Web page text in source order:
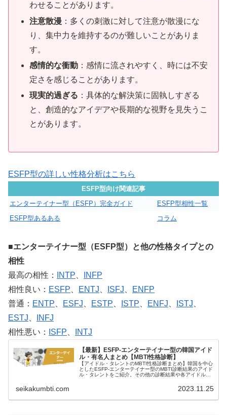
わせることがあります。
注意散漫 ：多くの刺激に対して注意が散漫にな
り、集中力を維持するのが難しいことがありま
す。
感情的な衝動 ：感情に流されやすく、時には不安
定さを感じることがあります。
現実的過ぎる ：具体的な解決策に固執しすぎる
と、創造的なアイデアや長期的な視野を見失うこ
とがあります。
ESFP型の詳しい性格分析はこちら
ESFP型向け関連記事
エンターテイナー型（ESFP）完全ガイド
ESFP型相性一覧
ESFP型あるある
コラム
■エンターテイナー型（ESFP型）と他の性格タイプとの
相性
最高の相性：
INTP
INFP
相性良い： ESFP ENTJ ISFJ
ENFP
普通： ENTP ESFJ ESTP ISTP ENFJ ISTJ
ESTJ
INFJ
相性悪い：
ISFP INTJ
【最新】ESFP-エンターテイナー型の韓国アイド
ル・有名人まとめ【MBTI性格診断】
【アイドル・タレントのMBTI性格診断まとめ】韓国を中心
としたESFP-エンターテイナー型のMBTI診断結果のアイド
ル・タレントをご紹介。その他の診断結果や各アイドルが
seikakumbti.com 2023.11.25